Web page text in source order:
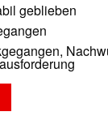
geblieben